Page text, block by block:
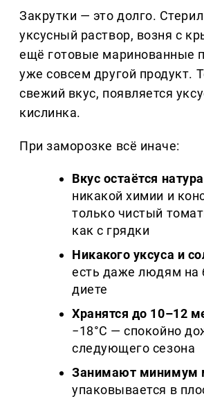
Закрутки — это долго.
уксусный раствор, возня с
ещё готовые маринованные
уже совсем другой продукт.
свежий вкус, появляется
кислинка.
При заморозке всё иначе:
Вкус остаётся
никакой химии и
только чистый
как с грядки
Никакого уксуса и
есть даже людям на
диете
Хранятся до 10–12
−18°C — спокойно
следующего сезона
Занимают минимум
упаковывается в